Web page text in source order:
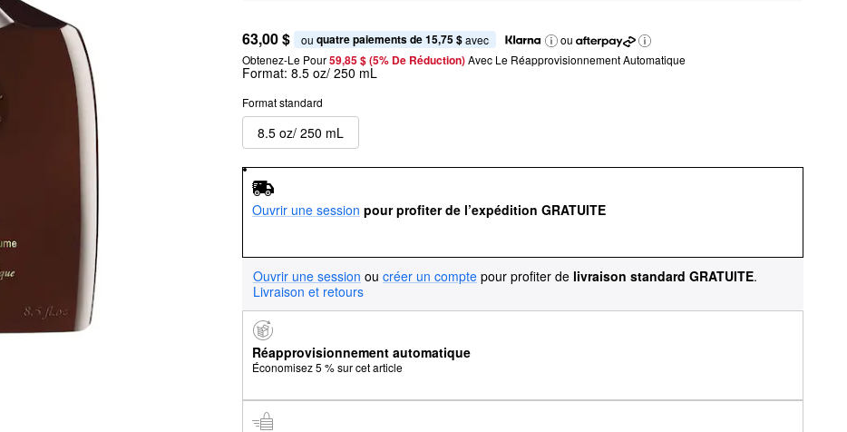
63,00 $ ou quatre paiements de 15,75 $ avec
ou
Obtenez-Le Pour59,85 $ (5% De Réduction) Avec Le Réapprovisionnement Automatique
Format: 8.5 oz/ 250 mL
Format standard
8.5 oz/ 250 mL
Ouvrir une session pour profiter de l’expédition GRATUITE
Ouvrir une session ou créer un compte pour profiter de livraison standard GRATUITE.
Livraison et retours
Réapprovisionnement automatique
Économisez 5 % sur cet article